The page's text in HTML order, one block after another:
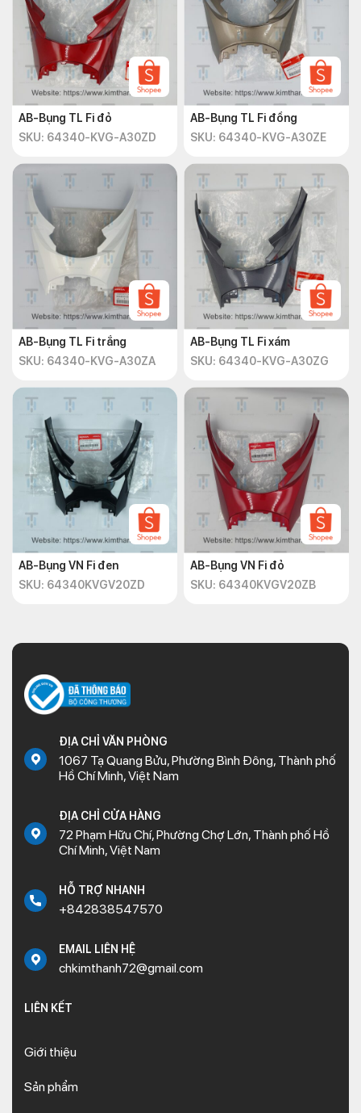
AB-Bụng TL Fi đỏ
SKU: 64340-KVG-A30ZD
AB-Bụng TL Fi đồng
SKU: 64340-KVG-A30ZE
AB-Bụng TL Fi trắng
SKU: 64340-KVG-A30ZA
AB-Bụng TL Fi xám
SKU: 64340-KVG-A30ZG
AB-Bụng VN Fi đen
SKU: 64340KVGV20ZD
AB-Bụng VN Fi đỏ
SKU: 64340KVGV20ZB
ĐỊA CHỈ VĂN PHÒNG
1067 Tạ Quang Bửu, Phường Bình Đông, Thành phố
Hồ Chí Minh, Việt Nam
ĐỊA CHỈ CỬA HÀNG
72 Phạm Hữu Chí, Phường Chợ Lớn, Thành phố Hồ
Chí Minh, Việt Nam
HỖ TRỢ NHANH
+842838547570
EMAIL LIÊN HỆ
chkimthanh72@gmail.com
LIÊN KẾT
Giới thiệu
Sản phẩm